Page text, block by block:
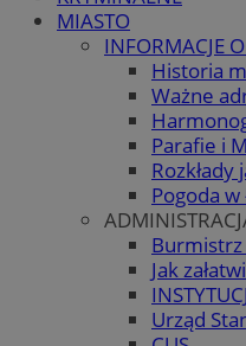
MIASTO
INFORMACJE
Historia
Ważne
Parafie i
Rozkłady
Pogoda w
Burmistrz
Jak
Urząd